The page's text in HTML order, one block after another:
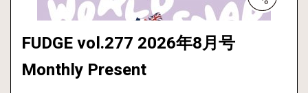
FUDGE vol.277 2026年8月号
Monthly Present